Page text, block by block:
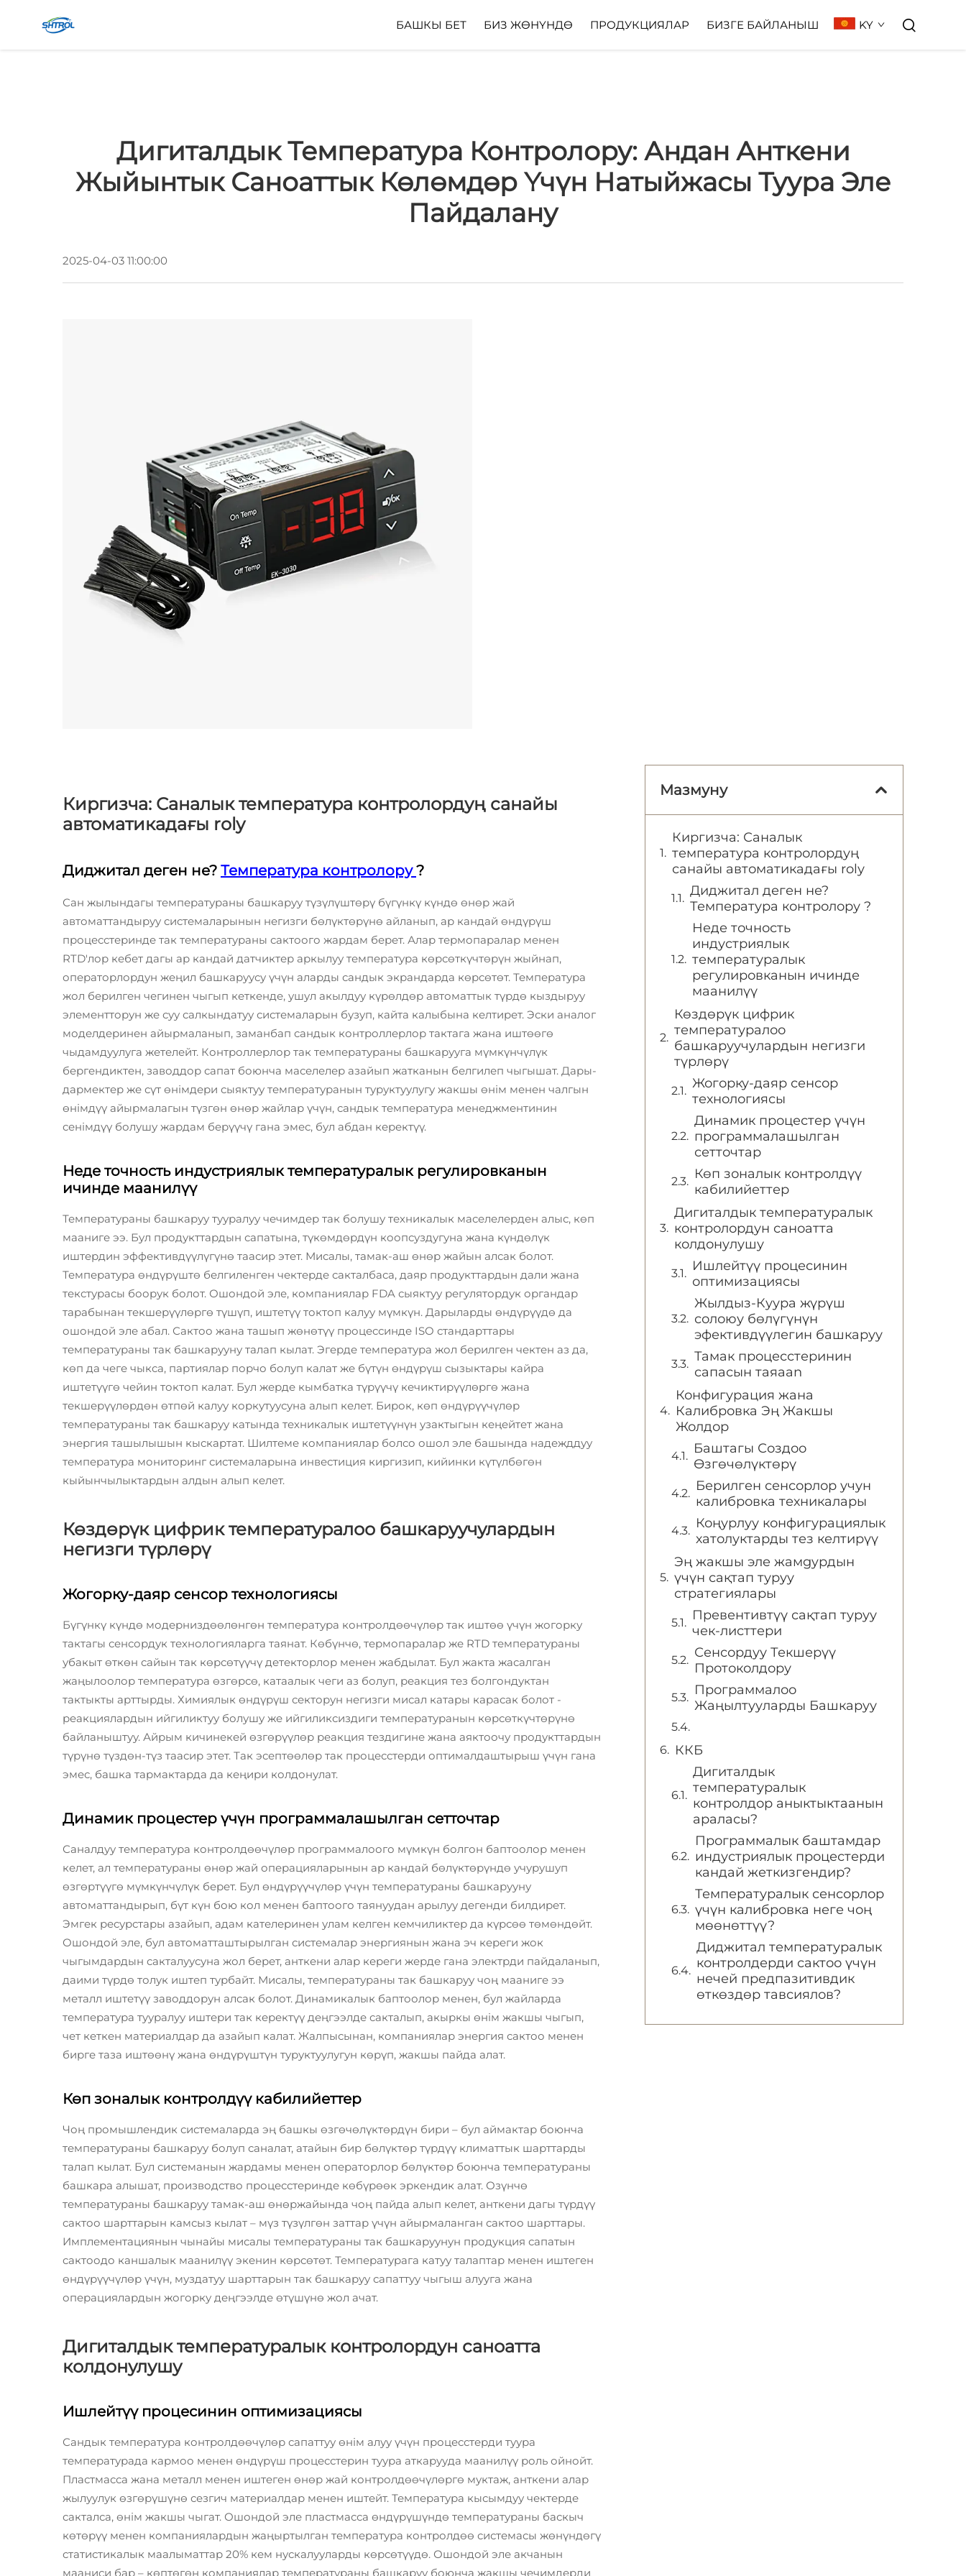
БАШКЫ БЕТ БИЗ ЖӨНҮНДӨ ПРОДУКЦИЯЛАР БИЗГЕ БАЙЛАНЫШ KY
Дигиталдык Температура Контролору: Андан Анткени
Жыйынтык Саноаттык Көлөмдөр Үчүн Натыйжасы Туура Эле
Пайдалану
2025-04-03 11:00:00
Киргизча: Саналык температура контролордуң санайы
автоматикадағы rolу
Диджитал деген не? Температура контролору?
Сан жылындагы температураны башкаруу түзүлүштөрү бүгүнкү күндө өнөр жай
автоматтандыруу системаларынын негизги бөлүктөрүнө айланып, ар кандай өндүрүш
процесстеринде так температураны сактоого жардам берет. Алар термопаралар менен
RTD'лор кебет дагы ар кандай датчиктер аркылуу температура көрсөткүчтөрүн жыйнап,
операторлордун жеңил башкаруусу үчүн аларды сандык экрандарда көрсөтөт. Температура
жол берилген чегинен чыгып кеткенде, ушул акылдуу күрөлдөр автоматтык түрдө кыздыруу
элементторун же суу салкындатуу системаларын бузуп, кайта калыбына келтирет. Эски аналог
моделдеринен айырмаланып, заманбап сандык контроллерлор тактага жана иштөөгө
чыдамдуулуга жетелейт. Контроллерлор так температураны башкарууга мүмкүнчүлүк
бергендиктен, заводдор сапат боюнча маселелер азайып жатканын белгилеп чыгышат. Дары-
дармектер же сүт өнімдери сыяктуу температуранын туруктуулугу жакшы өнім менен чалгын
өнімдүү айырмалагын түзгөн өнөр жайлар үчүн, сандык температура менеджментинин
сенімдүү болушу жардам берүүчү гана эмес, бул абдан керектүү.
Неде точность индустриялык температуралык регулировканын
ичинде маанилүү
Температураны башкаруу тууралуу чечимдер так болушу техникалык маселелерден алыс, көп
мааниге ээ. Бул продукттардын сапатына, түкөмдөрдүн коопсуздугуна жана күндөлүк
иштердин эффективдүүлүгүнө таасир этет. Мисалы, тамак-аш өнөр жайын алсак болот.
Температура өндүрүштө белгиленген чектерде сакталбаса, даяр продукттардын дали жана
текстурасы боорук болот. Ошондой эле, компаниялар FDA сыяктуу регулятордук органдар
тарабынан текшерүүлөргө түшүп, иштетүү токтоп калуу мүмкүн. Дарыларды өндүрүүдө да
ошондой эле абал. Сактоо жана ташып жөнөтүү процессинде ISO стандарттары
температураны так башкарууну талап кылат. Эгерде температура жол берилген чектен аз да,
көп да чеге чыкса, партиялар порчо болуп калат же бүтүн өндүрүш сызыктары кайра
иштетүүгө чейин токтоп калат. Бул жерде кымбатка түрүүчү кечиктирүүлөргө жана
текшерүүлөрдөн өтпөй калуу коркутуусуна алып келет. Бирок, көп өндүрүүчүлөр
температураны так башкаруу катында техникалык иштетүүнүн узактыгын кеңейтет жана
энергия ташылышын кыскартат. Шилтеме компаниялар болсо ошол эле башында надежддуу
температура мониторинг системаларына инвестиция киргизип, кийинки күтүлбөгөн
кыйынчылыктардын алдын алып келет.
Көздөрүк цифрик температуралоо башкаруучулардын
негизги түрлөрү
Жогорку-даяр сенсор технологиясы
Бүгүнкү күндө модерниздөөлөнгөн температура контролдөөчүлөр так иштөө үчүн жогорку
тактагы сенсордук технологияларга таянат. Көбүнчө, термопаралар же RTD температураны
убакыт өткөн сайын так көрсөтүүчү детекторлор менен жабдылат. Бул жакта жасалган
жаңылоолор температура өзгөрсө, катаалык чеги аз болуп, реакция тез болгондуктан
тактыкты арттырды. Химиялык өндүрүш секторун негизги мисал катары карасак болот -
реакциялардын ийгиликтуу болушу же ийгиликсиздиги температуранын көрсөткүчтөрүнө
байланыштуу. Айрым кичинекей өзгөрүүлөр реакция тездигине жана аяктоочу продукттардын
түрүнө түздөн-түз таасир этет. Так эсептөөлөр так процесстерди оптималдаштырыш үчүн гана
эмес, башка тармактарда да кеңири колдонулат.
Динамик процестер үчүн программалашылган сетточтар
Саналдуу температура контролдөөчүлөр программалоого мүмкүн болгон баптоолор менен
келет, ал температураны өнөр жай операцияларынын ар кандай бөлүктөрүндө учурушуп
өзгөртүүгө мүмкүнчүлүк берет. Бул өндүрүүчүлөр үчүн температураны башкарууну
автоматтандырып, бүт күн бою кол менен баптоого таянуудан арылуу дегенди билдирет.
Эмгек ресурстары азайып, адам кателеринен улам келген кемчиликтер да күрсөө төмөндөйт.
Ошондой эле, бул автоматташтырылган системалар энергиянын жана эч кереги жок
чыгымдардын сакталуусуна жол берет, анткени алар кереги жерде гана электрди пайдаланып,
даими түрдө толук иштеп турбайт. Мисалы, температураны так башкаруу чоң мааниге ээ
металл иштетүү заводдорун алсак болот. Динамикалык баптоолор менен, бул жайларда
температура тууралуу иштери так керектүү деңгээлде сакталып, акыркы өнім жакшы чыгып,
чет кеткен материалдар да азайып калат. Жалпысынан, компаниялар энергия сактоо менен
бирге таза иштөөнү жана өндүрүштүн туруктуулугун көрүп, жакшы пайда алат.
Көп зоналык контролдүү кабилийеттер
Чоң промышлендик системаларда эң башкы өзгөчөлүктөрдүн бири – бул аймактар боюнча
температураны башкаруу болуп саналат, атайын бир бөлүктөр түрдүү климаттык шарттарды
талап кылат. Бул системанын жардамы менен операторлор бөлүктөр боюнча температураны
башкара алышат, производство процесстеринде көбүрөөк эркендик алат. Озүнчө
температураны башкаруу тамак-аш өнөржайында чоң пайда алып келет, анткени дагы түрдүү
сактоо шарттарын камсыз кылат – мүз түзүлгөн заттар үчүн айырмаланган сактоо шарттары.
Имплементациянын чынайы мисалы температураны так башкаруунун продукция сапатын
сактоодо каншалык маанилүү экенин көрсөтөт. Температурага катуу талаптар менен иштеген
өндүрүүчүлөр үчүн, муздатуу шарттарын так башкаруу сапаттуу чыгыш алууга жана
операциялардын жогорку деңгээлде өтүшүнө жол ачат.
Дигиталдык температуралык контролордун саноатта
колдонулушу
Ишлейтүү процесинин оптимизациясы
Сандык температура контролдөөчүлөр сапаттуу өнім алуу үчүн процесстерди туура
температурада кармоо менен өндүрүш процесстерин туура аткарууда маанилүү роль ойнойт.
Пластмасса жана металл менен иштеген өнөр жай контролдөөчүлөргө муктаж, анткени алар
жылуулук өзгөрүшүнө сезгич материалдар менен иштейт. Температура кысымдуу чектерде
сакталса, өнім жакшы чыгат. Ошондой эле пластмасса өндүрүшүндө температураны баскыч
көтөрүү менен компаниялардын жаңыртылган температура контролдөө системасы жөнүндөгү
статистикалык маалыматтар 20% кем нускалууларды көрсөтүүдө. Ошондой эле акчанын
мааниси бар – көптөгөн компаниялар температураны башкаруу боюнча жакшы чечимдерди
Мазмуну
Киргизча: Саналык
температура контролордуң
санайы автоматикадағы rolу
Диджитал деген не?
Температура контролору ?
Неде точность
индустриялык
температуралык
регулировканын ичинде
маанилүү
Көздөрүк цифрик
температуралоо
башкаруучулардын негизги
түрлөрү
Жогорку-даяр сенсор
технологиясы
Динамик процестер үчүн
программалашылган
сетточтар
Көп зоналык контролдүү
кабилийеттер
Дигиталдык температуралык
контролордун саноатта
колдонулушу
Ишлейтүү процесинин
оптимизациясы
Жылдыз-Куура жүрүш
солоюу бөлүгүнүн
эфективдүүлегин башкаруу
Тамак процесстеринин
сапасын таяaan
Конфигурация жана
Калибровка Эң Жакшы
Жолдор
Баштагы Создоо
Өзгөчөлүктөрү
Берилген сенсорлор учун
калибровка техникалары
Коңурлуу конфигурациялык
хатолуктарды тез келтирүү
Эң жакшы эле жамgyрдын
үчүн сақтап туруу
стратегиялары
Превентивтүү сақтап туруу
чек-листтери
Сенсордуу Текшерүү
Протоколдору
Программалоо
Жаңылтууларды Башкаруу
ККБ
Дигиталдык
температуралык
контролдор аныктыктаанын
араласы?
Программалык баштамдар
индустриялык процестерди
кандай жеткизгендир?
Температуралык сенсорлор
үчүн калибровка неге чоң
мөөнөттүү?
Диджитал температуралык
контролдерди сактоо үчүн
нечей предпазитивдик
өткөздөр тавсиялов?